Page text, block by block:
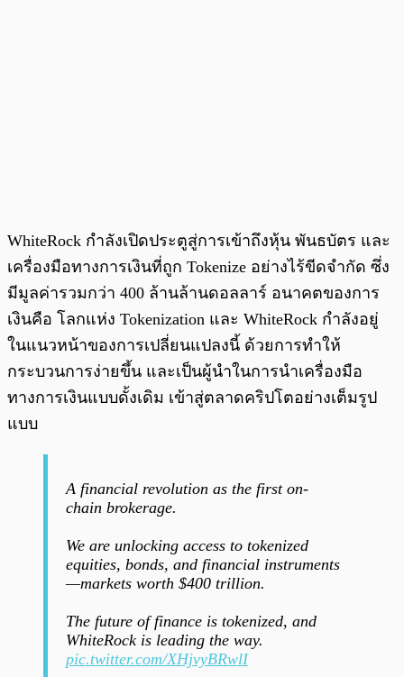
WhiteRock กำลังเปิดประตูสู่การเข้าถึงหุ้น พันธบัตร และ
เครื่องมือทางการเงินที่ถูก Tokenize อย่างไร้ขีดจำกัด ซึ่ง
มีมูลค่ารวมกว่า 400 ล้านล้านดอลลาร์ อนาคตของการ
เงินคือ โลกแห่ง Tokenization และ WhiteRock กำลังอยู่
ในแนวหน้าของการเปลี่ยนแปลงนี้ ด้วยการทำให้
กระบวนการง่ายขึ้น และเป็นผู้นำในการนำเครื่องมือ
ทางการเงินแบบดั้งเดิม เข้าสู่ตลาดคริปโตอย่างเต็มรูป
แบบ
A financial revolution as the first on-
chain brokerage.
We are unlocking access to tokenized
equities, bonds, and financial instruments
—markets worth $400 trillion.
The future of finance is tokenized, and
WhiteRock is leading the way.
pic.twitter.com/XHjvyBRwlI